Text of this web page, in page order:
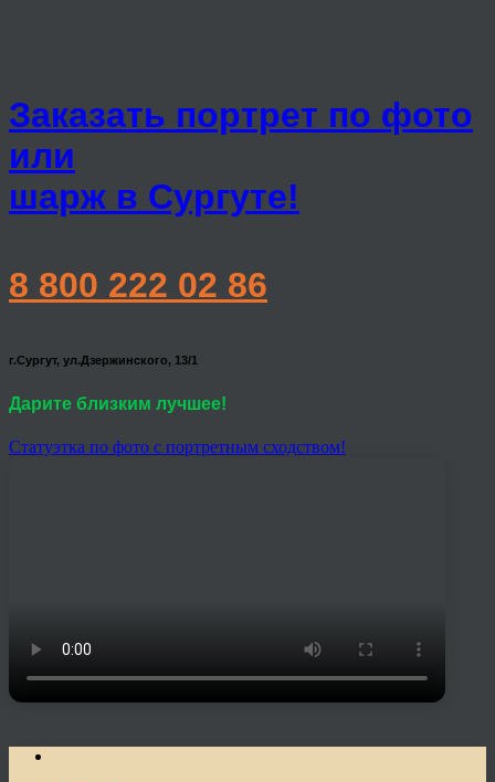
Заказать портрет по фото
или
шарж в Сургуте!
8 800 222 02 86
г.Сургут, ул.Дзержинского, 13/1
Дарите близким лучшее!
Статуэтка по фото с портретным сходством!